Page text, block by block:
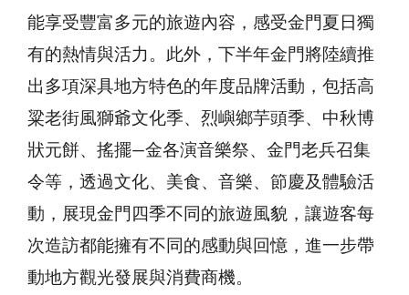
能享受豐富多元的旅遊內容，感受金門夏日獨
有的熱情與活力。此外，下半年金門將陸續推
出多項深具地方特色的年度品牌活動，包括高
粱老街風獅爺文化季、烈嶼鄉芋頭季、中秋博
狀元餅、搖擺—金各演音樂祭、金門老兵召集
令等，透過文化、美食、音樂、節慶及體驗活
動，展現金門四季不同的旅遊風貌，讓遊客每
次造訪都能擁有不同的感動與回憶，進一步帶
動地方觀光發展與消費商機。